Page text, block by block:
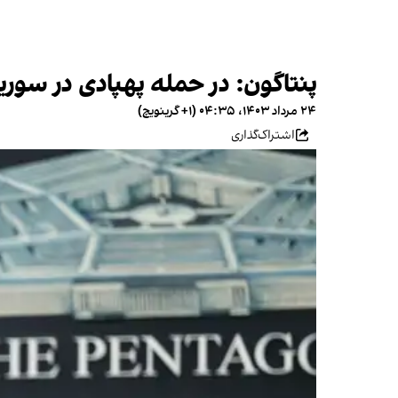
پنتاگون: در حمله پهپادی در سوریه ۸ سرباز آمریکایی
۲۴ مرداد ۱۴۰۳، ۰۴:۳۵ (‎+۱ گرینویچ)
اشتراک‌گذاری